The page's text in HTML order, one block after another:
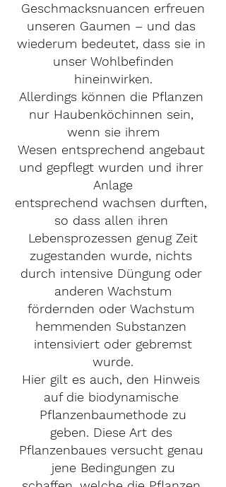
Geschmacksnuancen erfreuen
unseren Gaumen – und das
wiederum bedeutet, dass sie in
unser Wohlbefinden
hineinwirken.
Allerdings können die Pflanzen
nur Haubenköchinnen sein,
wenn sie ihrem
Wesen entsprechend angebaut
und gepflegt wurden und ihrer
Anlage
entsprechend wachsen durften,
so dass allen ihren
Lebensprozessen genug Zeit
zugestanden wurde, nichts
durch intensive Düngung oder
anderen Wachstum
fördernden oder Wachstum
hemmenden Substanzen
intensiviert oder gebremst
wurde.
Hier gilt es auch, den Hinweis
auf die biodynamische
Pflanzenbaumethode zu
geben. Diese Art des
Pflanzenbaues versucht genau
jene Bedingungen zu